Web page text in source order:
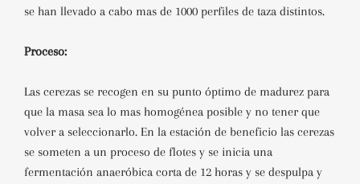
se han llevado a cabo mas de 1000 perfiles de taza distintos.
Proceso:
Las cerezas se recogen en su punto óptimo de madurez para
que la masa sea lo mas homogénea posible y no tener que
volver a seleccionarlo. En la estación de beneficio las cerezas
se someten a un proceso de flotes y se inicia una
fermentación anaeróbica corta de 12 horas y se despulpa y